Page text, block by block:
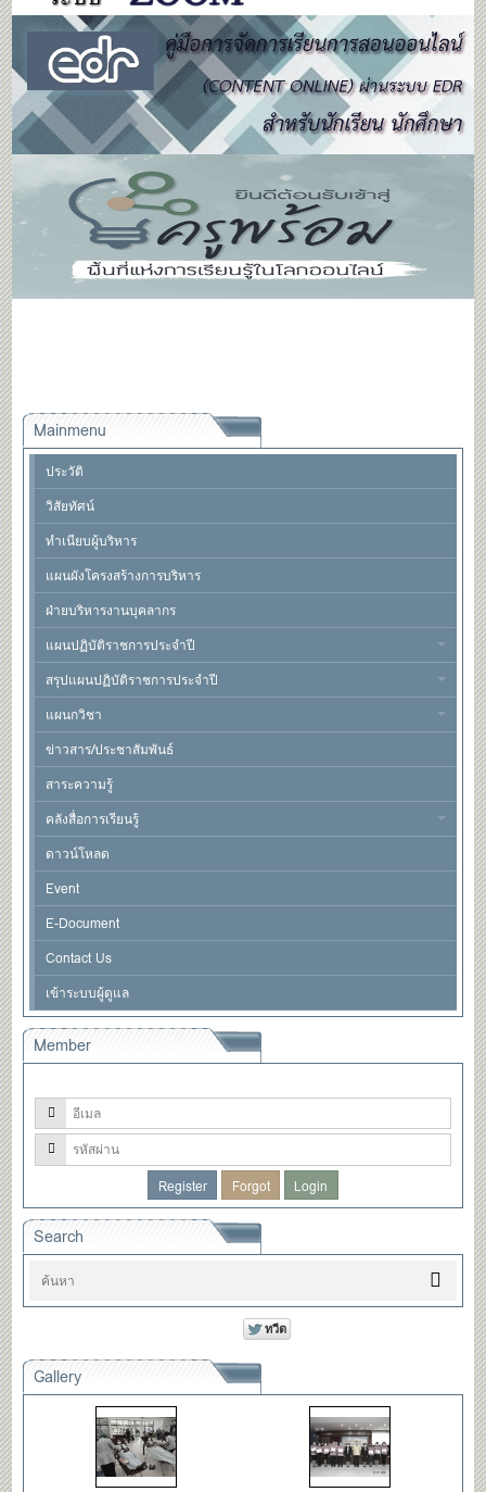
Mainmenu
ประวัติ
วิสัยทัศน์
ทำเนียบผู้บริหาร
แผนผังโครงสร้างการบริหาร
ฝ่ายบริหารงานบุคลากร
แผนปฏิบัติราชการประจำปี
สรุปแผนปฏิบัติราชการประจำปี
แผนกวิชา
ข่าวสาร/ประชาสัมพันธ์
สาระความรู้
คลังสื่อการเรียนรู้
ดาวน์โหลด
Event
E-Document
Contact Us
เข้าระบบผู้ดูแล
Member
Search
Gallery